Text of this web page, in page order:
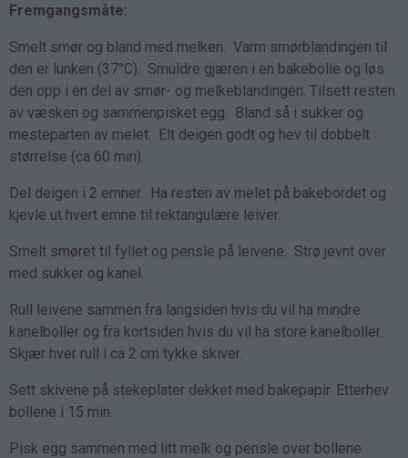
Fremgangsmåte:
Smelt smør og bland med melken. Varm smørblandingen til
den er lunken (37°C). Smuldre gjæren i en bakebolle og løs
den opp i en del av smør- og melkeblandingen. Tilsett resten
av væsken og sammenpisket egg. Bland så i sukker og
mesteparten av melet. Elt deigen godt og hev til dobbelt
størrelse (ca 60 min).
Del deigen i 2 emner. Ha resten av melet på bakebordet og
kjevle ut hvert emne til rektangulære leiver.
Smelt smøret til fyllet og pensle på leivene. Strø jevnt over
med sukker og kanel.
Rull leivene sammen fra langsiden hvis du vil ha mindre
kanelboller og fra kortsiden hvis du vil ha store kanelboller.
Skjær hver rull i ca 2 cm tykke skiver.
Sett skivene på stekeplater dekket med bakepapir. Etterhev
bollene i 15 min.
Pisk egg sammen med litt melk og pensle over bollene.